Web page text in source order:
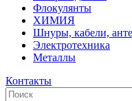
Флокулянты
ХИМИЯ
Шнуры, кабели,
Электротехника
Металлы
Контакты